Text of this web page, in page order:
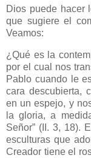
Dios puede hacer
que sugiere el
Veamos:
¿Qué es la
por el cual nos
Pablo cuando le
cara descubierta,
en un espejo, y
la gloria, a
Señor” (II. 3, 18).
esculturas que
Creador tiene el